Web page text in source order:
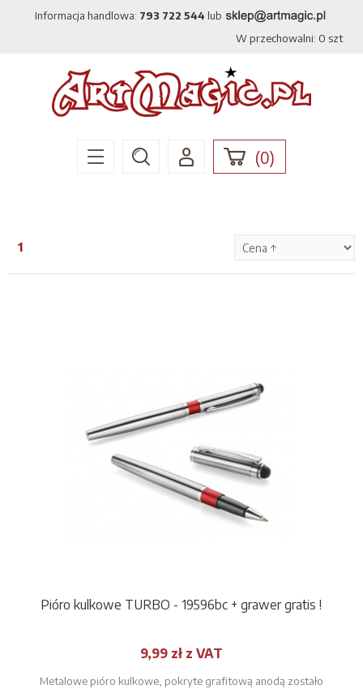
Informacja handlowa: 793 722 544 lub
W przechowalni: 0 szt
(0)
1
Pióro kulkowe TURBO - 19596bc + grawer gratis !
9,99 zł z VAT
Metalowe pióro kulkowe, pokryte grafitową anodą zostało